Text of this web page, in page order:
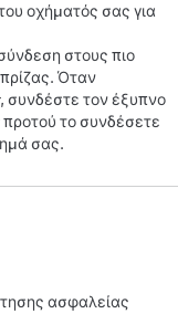
οχήματός σας για
στους πιο
Όταν
συνδέστε τον έξυπνο
το συνδέσετε
σας.
ασφαλείας